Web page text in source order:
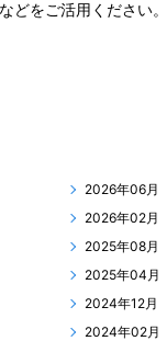
どをご活用ください。
2026年06月
2026年02月
2025年08月
2025年04月
2024年12月
2024年02月